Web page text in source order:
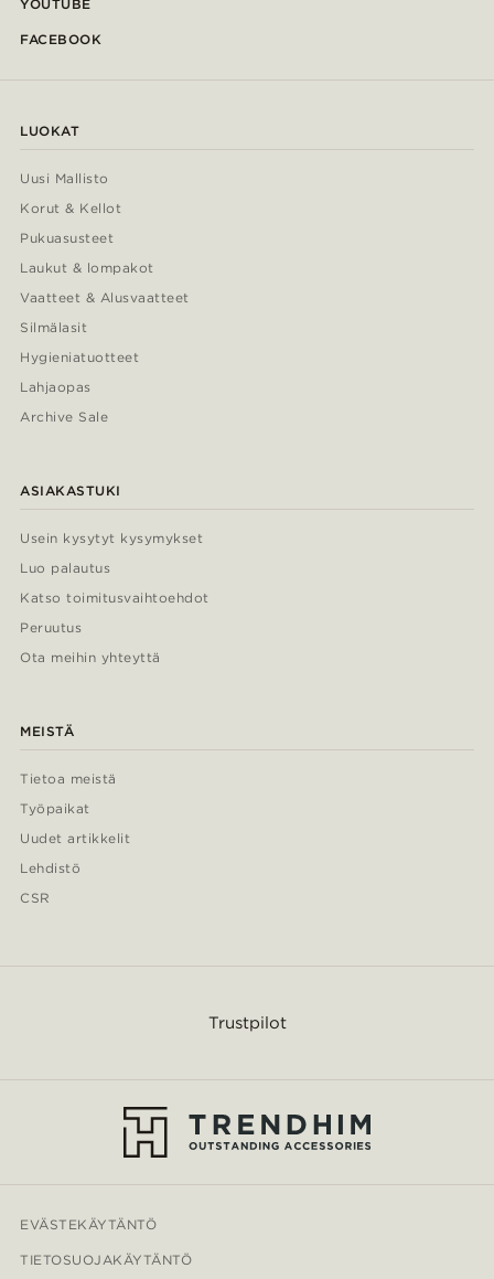
YOUTUBE
FACEBOOK
LUOKAT
Uusi Mallisto
Korut & Kellot
Pukuasusteet
Laukut & lompakot
Vaatteet & Alusvaatteet
Silmälasit
Hygieniatuotteet
Lahjaopas
Archive Sale
ASIAKASTUKI
Usein kysytyt kysymykset
Luo palautus
Katso toimitusvaihtoehdot
Peruutus
Ota meihin yhteyttä
MEISTÄ
Tietoa meistä
Työpaikat
Uudet artikkelit
Lehdistö
CSR
Trustpilot
EVÄSTEKÄYTÄNTÖ
TIETOSUOJAKÄYTÄNTÖ